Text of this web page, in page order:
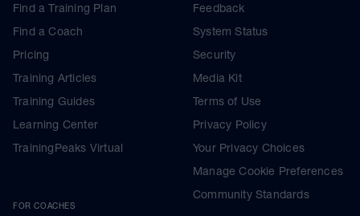
Find a Training Plan
Find a Coach
Pricing
Training Articles
Training Guides
Learning Center
TrainingPeaks Virtual
FOR COACHES
Feedback
System Status
Security
Media Kit
Terms of Use
Privacy Policy
Your Privacy Choices
Manage Cookie Preferences
Community Standards